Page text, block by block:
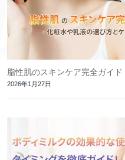
脂性肌のスキンケア完全ガイ
2026年1月27日